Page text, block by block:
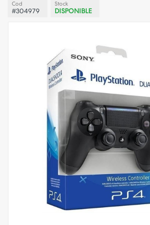
Cod
#304979
Stock
DISPONIBLE